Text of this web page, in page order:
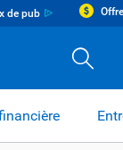
de pub